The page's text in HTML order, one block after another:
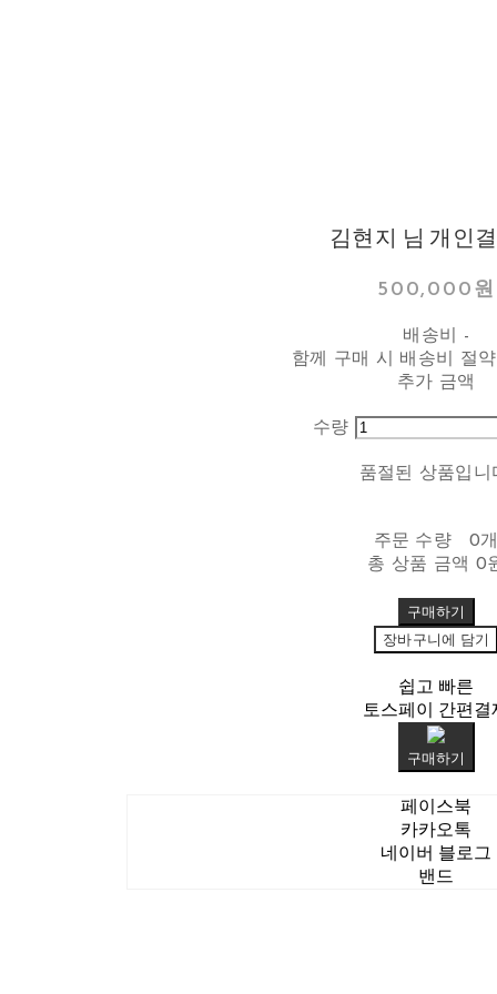
김현지 님 개인
500,000원
배송비 -
함께 구매 시 배송비 절약
추가 금액
수량
품절된 상품입니
주문 수량
0개
총 상품 금액 0
구매하기
장바구니에 담기
쉽고 빠른
토스페이 간편결
구매하기
페이스북
카카오톡
네이버 블로그
밴드